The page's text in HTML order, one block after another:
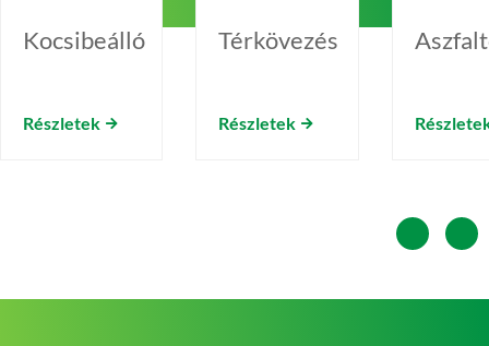
Kocsibeálló
Részletek
Térkövezés
Részletek